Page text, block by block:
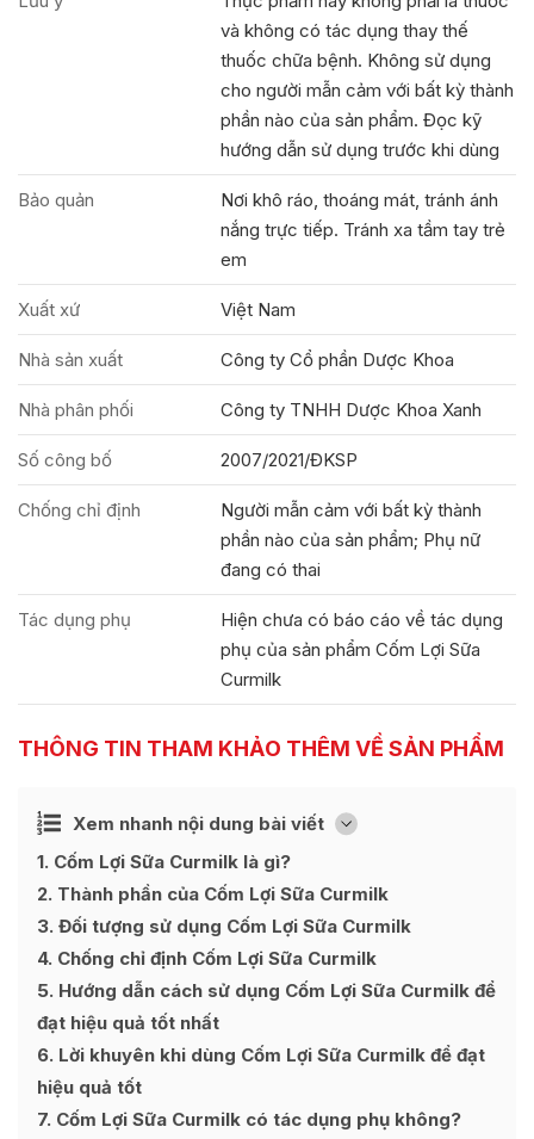
và không có tác dụng thay thế
thuốc chữa bệnh. Không sử dụng
cho người mẫn cảm với bất kỳ thành
phần nào của sản phẩm. Đọc kỹ
hướng dẫn sử dụng trước khi dùng
Bảo quản
Nơi khô ráo, thoáng mát, tránh ánh
nắng trực tiếp. Tránh xa tầm tay trẻ
em
Xuất xứ Việt Nam
Nhà sản xuất Công ty Cổ phần Dược Khoa
Nhà phân phối Công ty TNHH Dược Khoa Xanh
Số công bố 2007/2021/ĐKSP
Chống chỉ định
Người mẫn cảm với bất kỳ thành
phần nào của sản phẩm; Phụ nữ
đang có thai
Tác dụng phụ
Hiện chưa có báo cáo về tác dụng
phụ của sản phẩm Cốm Lợi Sữa
Curmilk
THÔNG TIN THAM KHẢO THÊM VỀ SẢN PHẨM
Xem nhanh nội dung bài viết [
Ẩn
1 Cốm Lợi Sữa Curmilk là gì?
2 Thành phần của Cốm Lợi Sữa Curmilk
3 Đối tượng sử dụng Cốm Lợi Sữa Curmilk
4 Chống chỉ định Cốm Lợi Sữa Curmilk
5 Hướng dẫn cách sử dụng Cốm Lợi Sữa Curmilk để
đạt hiệu quả tốt nhất
6 Lời khuyên khi dùng Cốm Lợi Sữa Curmilk để đạt
hiệu quả tốt
7 Cốm Lợi Sữa Curmilk có tác dụng phụ không?